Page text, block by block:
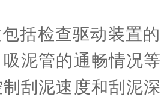
检查驱动装置的
泥管的通畅情况
刮泥速度和刮泥